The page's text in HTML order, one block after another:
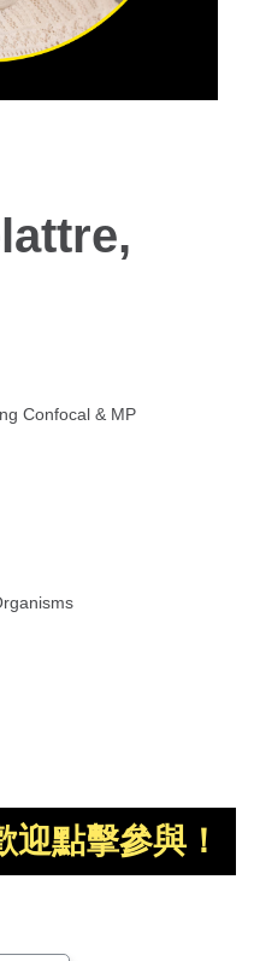
Confocal & MP
點擊參與！